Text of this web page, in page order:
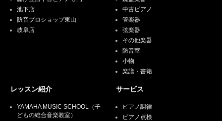
池下店
防音プロショップ東山
岐阜店
中古ピアノ
管楽器
弦楽器
その他楽器
防音室
小物
楽譜・書籍
レッスン紹介
YAMAHA MUSIC SCHOOL（子
どもの総合音楽教室）
サービス
ピアノ調律
ピアノ点検